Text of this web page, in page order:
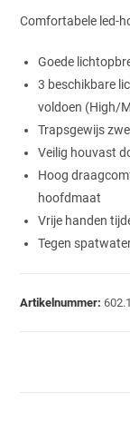
Comfortabele led-
Goede
3 beschikbare
voldoen (High/
Trapsgewijs
Veilig houvast
Hoog
hoofdmaat
Vrije handen
Tegen
Artikelnummer: